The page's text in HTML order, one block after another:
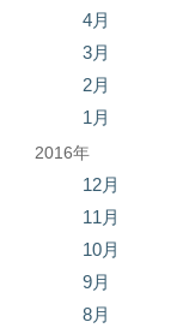
4月
3月
2月
1月
2016年
12月
11月
10月
9月
8月